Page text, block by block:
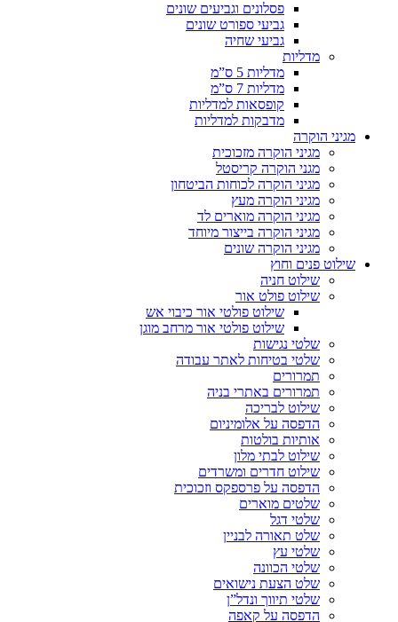
פסלונים וגביעים שונים
גביעי ספורט שונים
גביעי שחיה
מדליות
מדליות 5 ס”מ
מדליות 7 ס”מ
קופסאות למדליות
מדבקות למדליות
מגיני הוקרה
מגיני הוקרה מזכוכית
מגני הוקרה קריסטל
מגיני הוקרה לכוחות הביטחון
מגיני הוקרה מעץ
מגיני הוקרה מוארים לד
מגיני הוקרה בייצור מיוחד
מגיני הוקרה שונים
שילוט פנים וחוץ
שילוט חניה
שילוט פולט אור
שילוט פולטי אור כיבוי אש
שילוט פולטי אור מרחב מוגן
שלטי נגישות
שלטי בטיחות לאתר עבודה
תמרורים
תמרורים באתרי בניה
שילוט לבריכה
הדפסה על אלומיניום
אותיות בולטות
שילוט לבתי מלון
שילוט חדרים ומשרדים
הדפסה על פרספקס וזכוכית
שלטים מוארים
שלטי דגל
שלט תאורה לבניין
שלטי עץ
שלטי הכוונה
שלט הצעת נישואים
שלטי תיווך ונדל”ן
הדפסה על קאפה